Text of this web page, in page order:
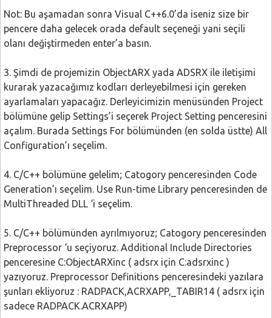
Not: Bu aşamadan sonra Visual C++6.0’da iseniz size bir
pencere daha gelecek orada default seçeneği yani seçili
olanı değiştirmeden enter’a basın.
3. Şimdi de projemizin ObjectARX yada ADSRX ile iletişimi
kurarak yazacağımız kodları derleyebilmesi için gereken
ayarlamaları yapacağız. Derleyicimizin menüsünden Project
bölümüne gelip Settings’i seçerek Project Setting penceresini
açalım. Burada Settings For bölümünden (en solda üstte) All
Configuration’ı seçelim.
4. C/C++ bölümüne gelelim; Catogory penceresinden Code
Generation’ı seçelim. Use Run-time Library penceresinden de
MultiThreaded DLL ‘i seçelim.
5. C/C++ bölümünden ayrılmıyoruz; Catogory penceresinden
Preprocessor ‘u seçiyoruz. Additional Include Directories
penceresine C:ObjectARXinc ( adsrx için C:adsrxinc )
yazıyoruz. Preprocessor Definitions penceresindeki yazılara
şunları ekliyoruz : RADPACK,ACRXAPP,_TABIR14 ( adsrx için
sadece RADPACK.ACRXAPP)